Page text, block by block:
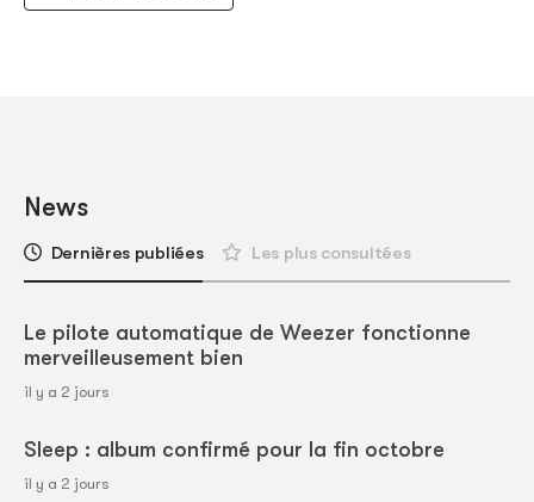
News
Dernières publiées Les plus consultées
Le pilote automatique de Weezer fonctionne
merveilleusement bien
il y a 2 jours
Sleep : album confirmé pour la fin octobre
il y a 2 jours